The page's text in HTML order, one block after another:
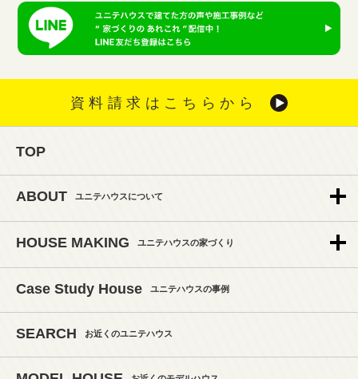
資料請求はこちらから
TOP
ABOUT ユニテハウスについて
HOUSE MAKING ユニテハウスの家づくり
Case Study House ユニテハウスの事例
SEARCH お近くのユニテハウス